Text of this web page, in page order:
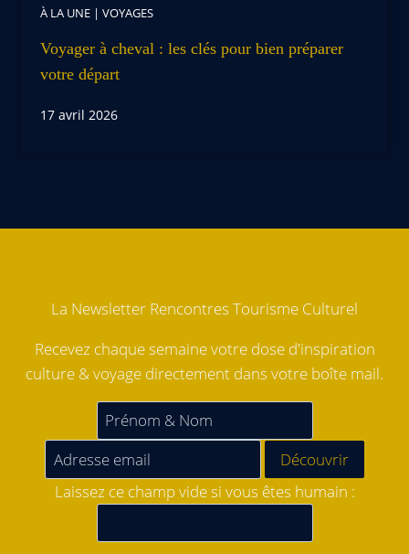
À LA UNE | VOYAGES
Voyager à cheval : les clés pour bien préparer
votre départ
17 avril 2026
La Newsletter Rencontres Tourisme Culturel
Recevez chaque semaine votre dose d'inspiration
culture & voyage directement dans votre boîte mail.
Laissez ce champ vide si vous êtes humain :